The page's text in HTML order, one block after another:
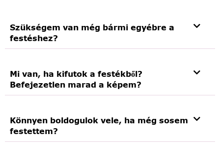
Szükségem van még bármi egyébre a
festéshez?
Mi van, ha kifutok a festékből?
Befejezetlen marad a képem?
Könnyen boldogulok vele, ha még sosem
festettem?